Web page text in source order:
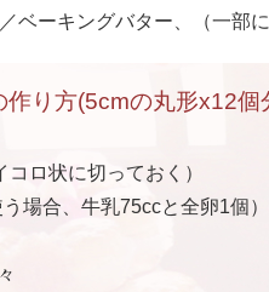
ベーキングバター、（一部に
作り方(5cmの丸形x12個
ロ状に切っておく）
場合、牛乳75ccと全卵1個）